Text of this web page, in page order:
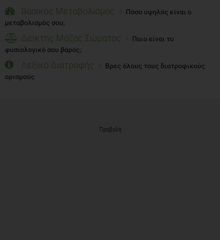
Βασικός Μεταβολισμός
Πόσο υψηλός είναι ο
μεταβολισμός σου;
Δείκτης Μάζας Σώματος
Ποιο είναι το
φυσιολογικό σου βάρος;
Λεξικό Διατροφής
Βρες όλους τους διατροφικούς
ορισμούς
Προβολή